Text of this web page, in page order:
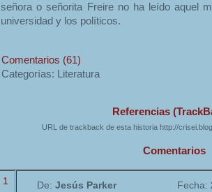
señora o señorita Freire no ha leído aquel
universidad y los políticos.
Comentarios (61)
Categorías: Literatura
Referencias
URL de trackback de esta historia http://
Comentarios
1 De: Jesús Parker Fecha: